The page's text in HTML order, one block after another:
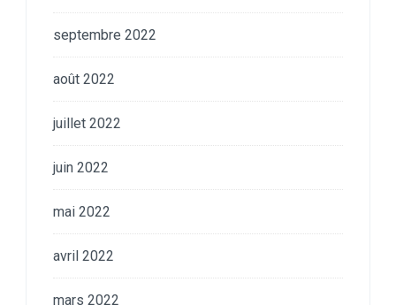
septembre 2022
août 2022
juillet 2022
juin 2022
mai 2022
avril 2022
mars 2022